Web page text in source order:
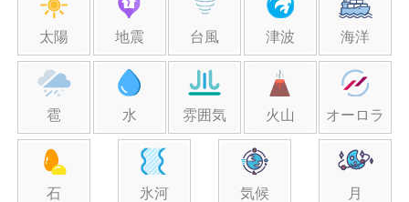
太陽 地震 台風 津波 海洋
雹 水 雰囲気 火山 オーロラ
石 氷河 気候 月